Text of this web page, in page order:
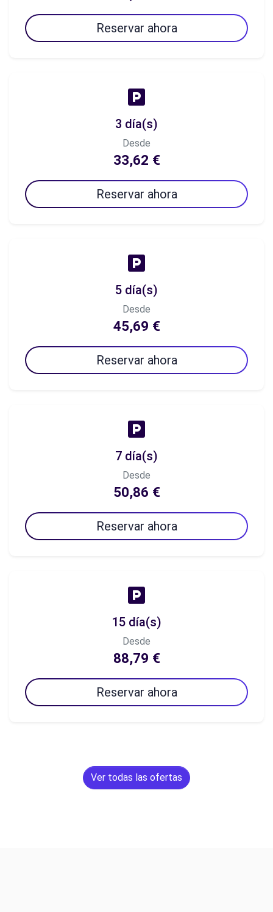
Reservar ahora
3 día(s)
Desde
33,62 €
Reservar ahora
5 día(s)
Desde
45,69 €
Reservar ahora
7 día(s)
Desde
50,86 €
Reservar ahora
15 día(s)
Desde
88,79 €
Reservar ahora
Ver todas las ofertas